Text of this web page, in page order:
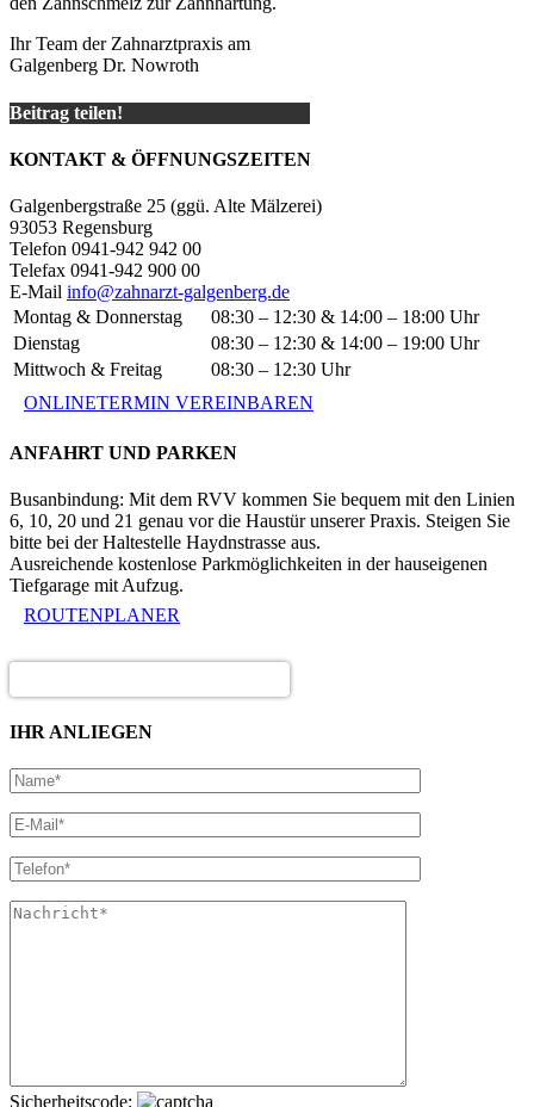
Ihr Team der Zahnarztpraxis am
Galgenberg Dr. Nowroth
Beitrag teilen!
KONTAKT & ÖFFNUNGSZEITEN
Galgenbergstraße 25 (ggü. Alte Mälzerei)
93053 Regensburg
Telefon 0941-942 942 00
Telefax 0941-942 900 00
E-Mail info@zahnarzt-galgenberg.de
Montag & Donnerstag
08:30 – 12:30 & 14:00 – 18:00 Uhr
Dienstag
08:30 – 12:30 & 14:00 – 19:00 Uhr
Mittwoch & Freitag
08:30 – 12:30 Uhr
ONLINETERMIN VEREINBAREN
ANFAHRT UND PARKEN
Busanbindung: Mit dem RVV kommen Sie bequem mit den Linien
6, 10, 20 und 21 genau vor die Haustür unserer Praxis. Steigen Sie
bitte bei der Haltestelle Haydnstrasse aus.
Ausreichende kostenlose Parkmöglichkeiten in der hauseigenen
Tiefgarage mit Aufzug.
ROUTENPLANER
IHR ANLIEGEN
Sicherheitscode: